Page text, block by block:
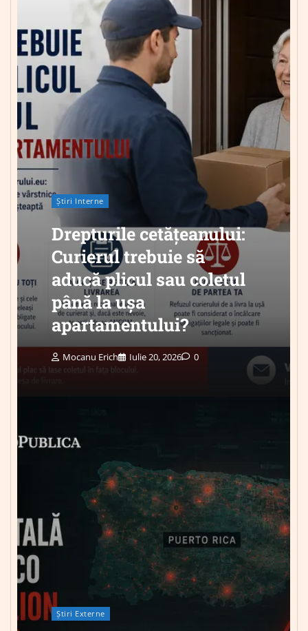
Știri Interne
Drepturile cetățeanului:
Curierul trebuie să
aducă plicul sau coletul
până la ușa
apartamentului?
Mocanu Erich Iulie 20, 2026 0
Știri Externe